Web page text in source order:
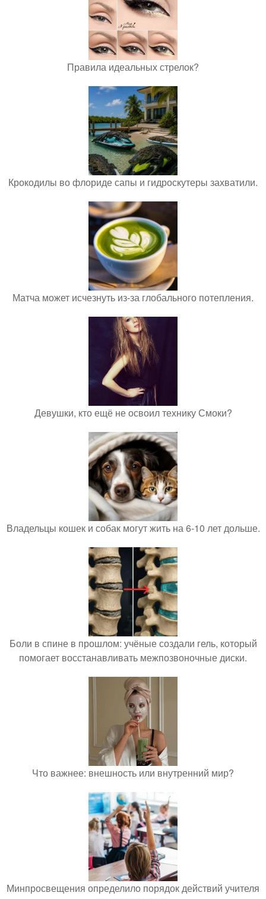
Правила идеальных стрелок?
Крокодилы во флориде сапы и гидроскутеры захватили.
Матча может исчезнуть из-за глобального потепления.
Девушки, кто ещё не освоил технику Смоки?
Владельцы кошек и собак могут жить на 6-10 лет дольше.
Боли в спине в прошлом: учёные создали гель, который
помогает восстанавливать межпозвоночные диски.
Что важнее: внешность или внутренний мир?
Минпросвещения определило порядок действий учителя